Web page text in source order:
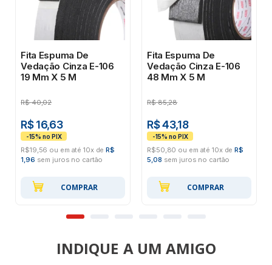
Fita Espuma De
Vedação Cinza E-106
19 Mm X 5 M
R$ 40,02
R$ 16,63
R$19,56 ou em até 10x deR$
1,96 sem juros no cartão
COMPRAR
Fita Espuma De
Vedação Cinza E-106
48 Mm X 5 M
R$ 85,28
R$ 43,18
R$50,80 ou em até 10x deR$
5,08 sem juros no cartão
COMPRAR
INDIQUE